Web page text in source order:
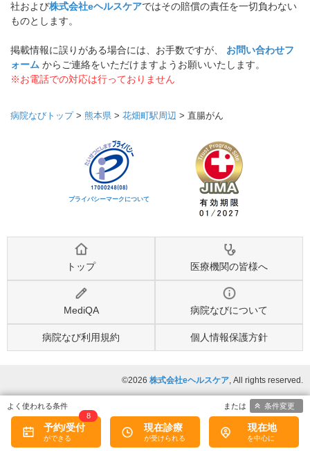
社および株式会社eヘルスケアではその賠償の責任を一切負わない
ものとします。
掲載情報に誤りがある場合には、お手数ですが、 お問い合わせフ
ォーム からご連絡をいただけますようお願いいたします。
※お電話での対応は行っておりません
病院なびトップ> 熊本県 > 花畑町駅周辺 > 直腸がん
プライバシーマークについて
トップ 医療機関の皆様へ
MediQA 病院なびについて
病院なび利用規約 個人情報保護方針
©2026 株式会社eヘルスケア, All rights reserved.
予約/受付
8
現在診療 現在地
条件変更